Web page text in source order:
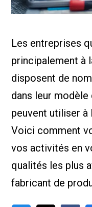
Les entreprises
principalement à
disposent de
dans leur
peuvent utiliser à
Voici comment
vos activités en
qualités les plus
fabricant de